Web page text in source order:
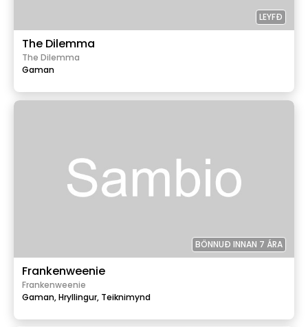
LEYFÐ
The Dilemma
The Dilemma
Gaman
BÖNNUÐ INNAN 7 ÁRA
Frankenweenie
Frankenweenie
Gaman,Hryllingur, Teiknimynd